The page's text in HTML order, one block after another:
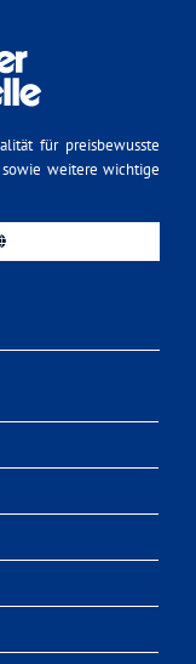
für preisbewusste
weitere wichtige